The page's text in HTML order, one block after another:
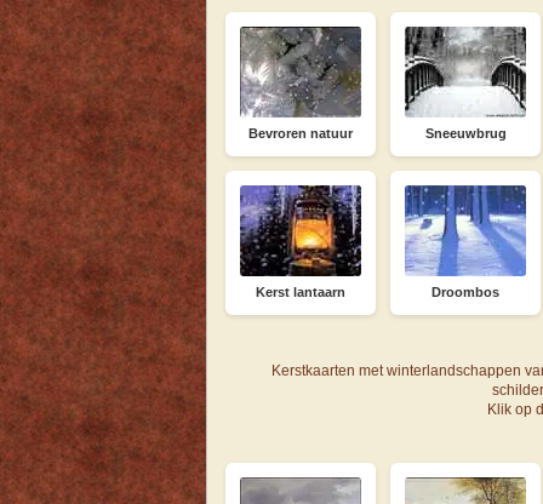
Bevroren natuur Sneeuwbrug
Kerst lantaarn Droombos
Kerstkaarten met winterlandschappen
Klik op